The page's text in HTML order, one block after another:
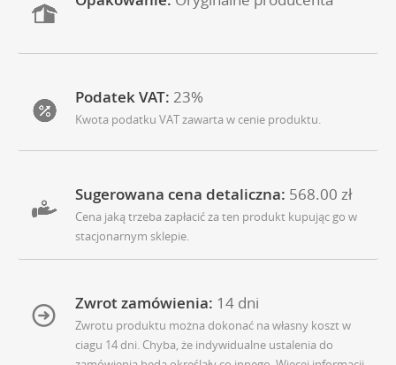
Podatek VAT: 23%
Kwota podatku VAT zawarta w cenie produktu.
Sugerowana cena detaliczna: 568.00 zł
Cena jaką trzeba zapłacić za ten produkt kupując go w
stacjonarnym sklepie.
Zwrot zamówienia: 14 dni
Zwrotu produktu można dokonać na własny koszt w
ciagu 14 dni. Chyba, że indywidualne ustalenia do